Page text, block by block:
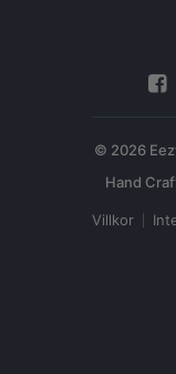
© 2026
Villkor